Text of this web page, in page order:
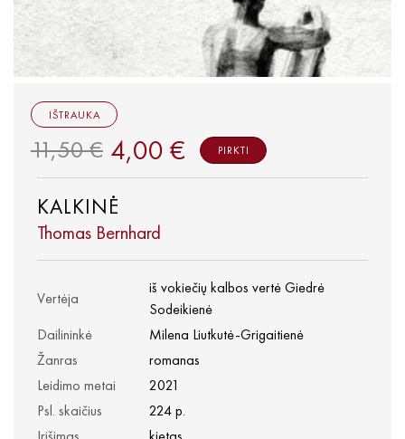
KALKINĖ
Thomas Bernhard
Vertėja
iš vokiečių kalbos vertė Giedrė
Sodeikienė
Dailininkė
Milena Liutkutė-Grigaitienė
Žanras
romanas
Leidimo metai
2021
Psl. skaičius
224 p.
IŠTRAUKA
11,50 € 4,00 € PIRKTI